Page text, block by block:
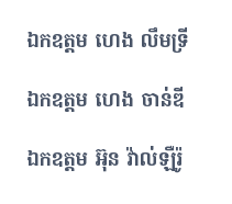
ឯកឧត្តម ហេង លឹមទ្រី
ឯកឧត្តម ហេង ចាន់ឌី
ឯកឧត្តម អ៊ុន វ៉ាល់ឡឺរ៉ូ